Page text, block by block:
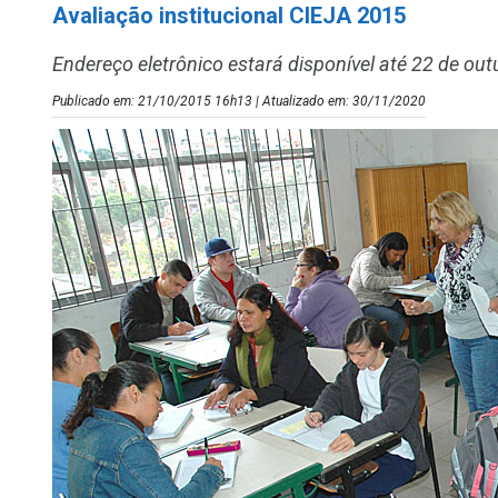
Avaliação institucional CIEJA 2015
Endereço eletrônico estará disponível até 22 de
Publicado em: 21/10/2015 16h13 | Atualizado em: 30/11/2020